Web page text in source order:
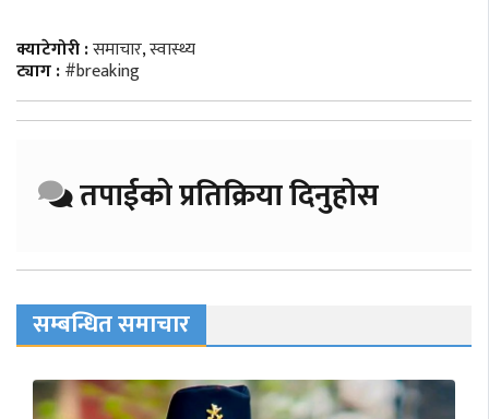
क्याटेगोरी :समाचार,स्वास्थ्य
ट्याग :#breaking
तपाईको प्रतिक्रिया दिनुहोस
सम्बन्धित समाचार